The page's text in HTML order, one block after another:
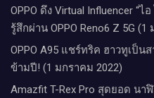
OPPO ดึง Virtual Influencer “
รู้สึกผ่าน OPPO Reno6 Z 5G (1
OPPO A95 แชร์ทริค ฮาวทูเป็น
ข้ามปี! (1 มกราคม 2022)
Amazfit T-Rex Pro สุดยอด น